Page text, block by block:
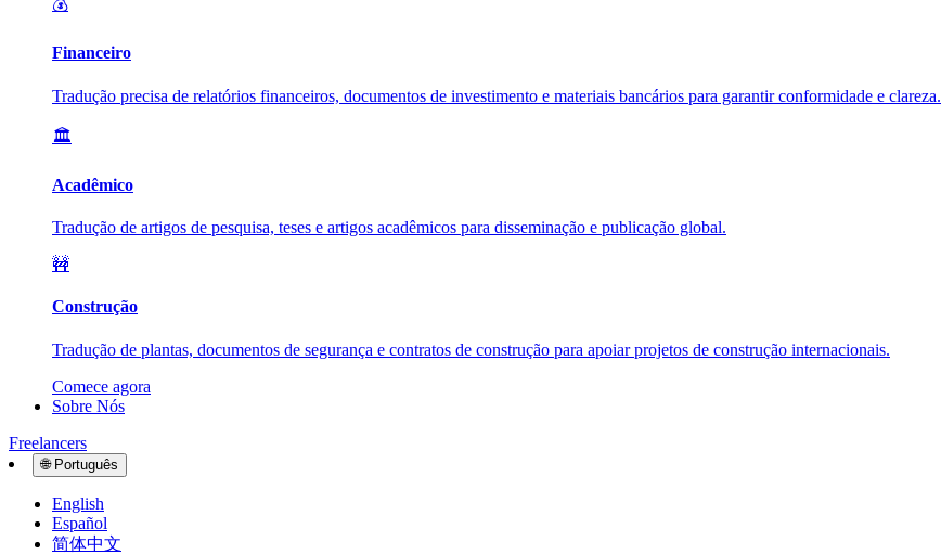
💰
Financeiro
Tradução precisa de relatórios financeiros, documentos de investimento e materiais bancários para garantir conformidade e clareza.
🏛️
Acadêmico
Tradução de artigos de pesquisa, teses e artigos acadêmicos para disseminação e publicação global.
🚧
Construção
Tradução de plantas, documentos de segurança e contratos de construção para apoiar projetos de construção internacionais.
Comece agora
Sobre Nós
Freelancers
🌐 Português
English
Español
简体中文